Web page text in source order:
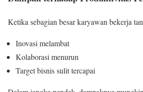
Ketika sebagian besar karyawan bekerja
Inovasi melambat
Kolaborasi menurun
Target bisnis sulit tercapai